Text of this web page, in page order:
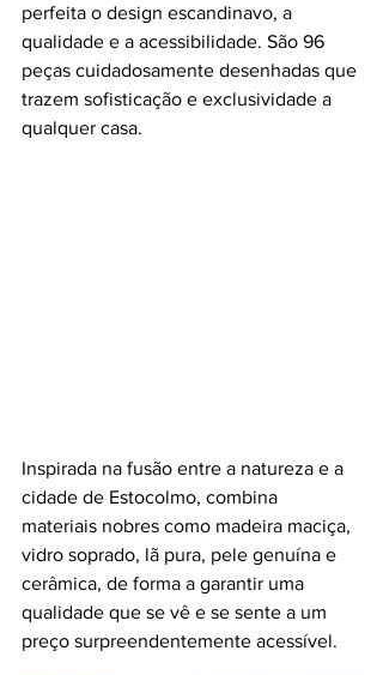
perfeita o design escandinavo, a
qualidade e a acessibilidade. São 96
peças cuidadosamente desenhadas que
trazem sofisticação e exclusividade a
qualquer casa.
Inspirada na fusão entre a natureza e a
cidade de Estocolmo, combina
materiais nobres como madeira maciça,
vidro soprado, lã pura, pele genuína e
cerâmica, de forma a garantir uma
qualidade que se vê e se sente a um
preço surpreendentemente acessível.